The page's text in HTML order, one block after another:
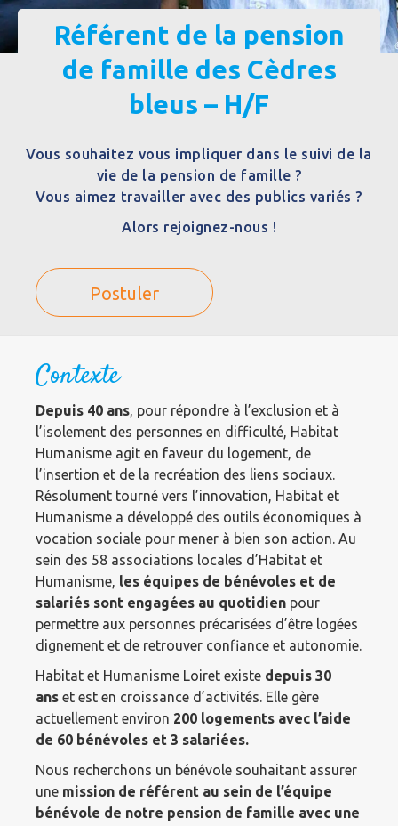
Référent de la pension
de famille des Cèdres
bleus – H/F
Vous souhaitez vous impliquer dans le suivi de la
vie de la pension de famille ?
Vous aimez travailler avec des publics variés ?
Alors rejoignez-nous !
Postuler
Contexte
Depuis 40 ans, pour répondre à l’exclusion et à
l’isolement des personnes en difficulté, Habitat
Humanisme agit en faveur du logement, de
l’insertion et de la recréation des liens sociaux.
Résolument tourné vers l’innovation, Habitat et
Humanisme a développé des outils économiques à
vocation sociale pour mener à bien son action. Au
sein des 58 associations locales d’Habitat et
Humanisme, les équipes de bénévoles et de
salariés sont engagées au quotidien pour
permettre aux personnes précarisées d’être logées
dignement et de retrouver confiance et autonomie.
Habitat et Humanisme Loiret existe depuis 30
ans et est en croissance d’activités. Elle gère
actuellement environ 200 logements avec l’aide
de 60 bénévoles et 3 salariées.
Nous recherchons un bénévole souhaitant assurer
une mission de référent au sein de l’équipe
bénévole de notre pension de famille avec une